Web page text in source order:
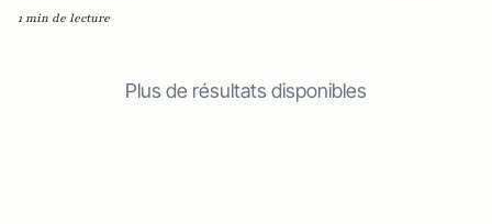
1 min de lecture
Plus de résultats disponibles